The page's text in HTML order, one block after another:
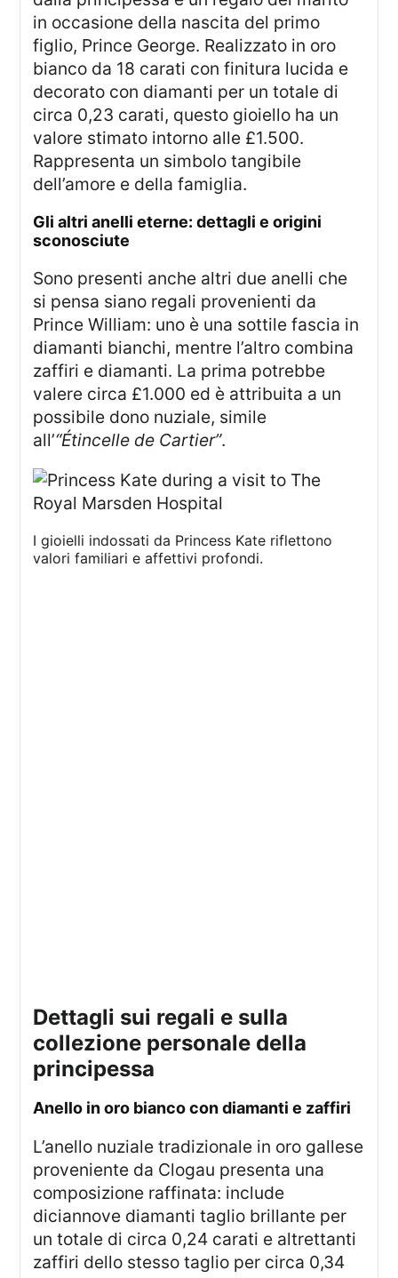
in occasione della nascita del primo
figlio, Prince George. Realizzato in oro
bianco da 18 carati con finitura lucida e
decorato con diamanti per un totale di
circa 0,23 carati, questo gioiello ha un
valore stimato intorno alle £1.500.
Rappresenta un simbolo tangibile
dell’amore e della famiglia.
gli altri anelli eterne: dettagli e origini
sconosciute
Sono presenti anche altri due anelli che
si pensa siano regali provenienti da
Prince William: uno è una sottile fascia in
diamanti bianchi, mentre l’altro combina
zaffiri e diamanti. La prima potrebbe
valere circa £1.000 ed è attribuita a un
possibile dono nuziale, simile
all’“Étincelle de Cartier”.
I gioielli indossati da Princess Kate riflettono
valori familiari e affettivi profondi.
dettagli sui regali e sulla
collezione personale della
principessa
Anello in oro bianco con diamanti e zaffiri
L’anello nuziale tradizionale in oro gallese
proveniente da Clogau presenta una
composizione raffinata: include
diciannove diamanti taglio brillante per
un totale di circa 0,24 carati e altrettanti
zaffiri dello stesso taglio per circa 0,34